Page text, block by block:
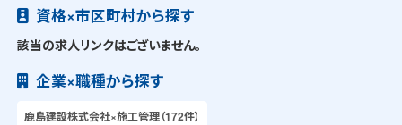
資格×市区町村から探す
該当の求人リンクはございません。
企業×職種から探す
鹿島建設株式会社×施工管理（172件）